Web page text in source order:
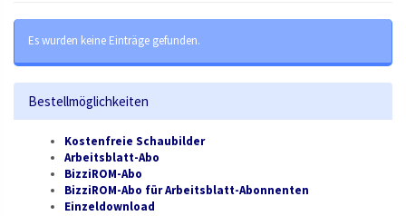
Es wurden keine Einträge gefunden.
Bestellmöglichkeiten
Kostenfreie Schaubilder
Arbeitsblatt-Abo
BizziROM-Abo
BizziROM-Abo für Arbeitsblatt-Abonnenten
Einzeldownload